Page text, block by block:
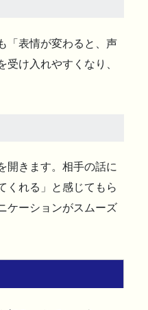
「表情が変わると、声
け入れやすくなり、
開きます。相手の話に
くれる」と感じてもら
ケーションがスムーズ